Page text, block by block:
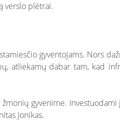
verslo plėtrai.
gyventojams. Nors
atliekamų dabar tam, kad
gyvenime.
Jonikas.